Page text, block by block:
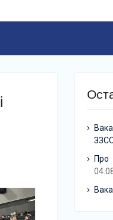
Про